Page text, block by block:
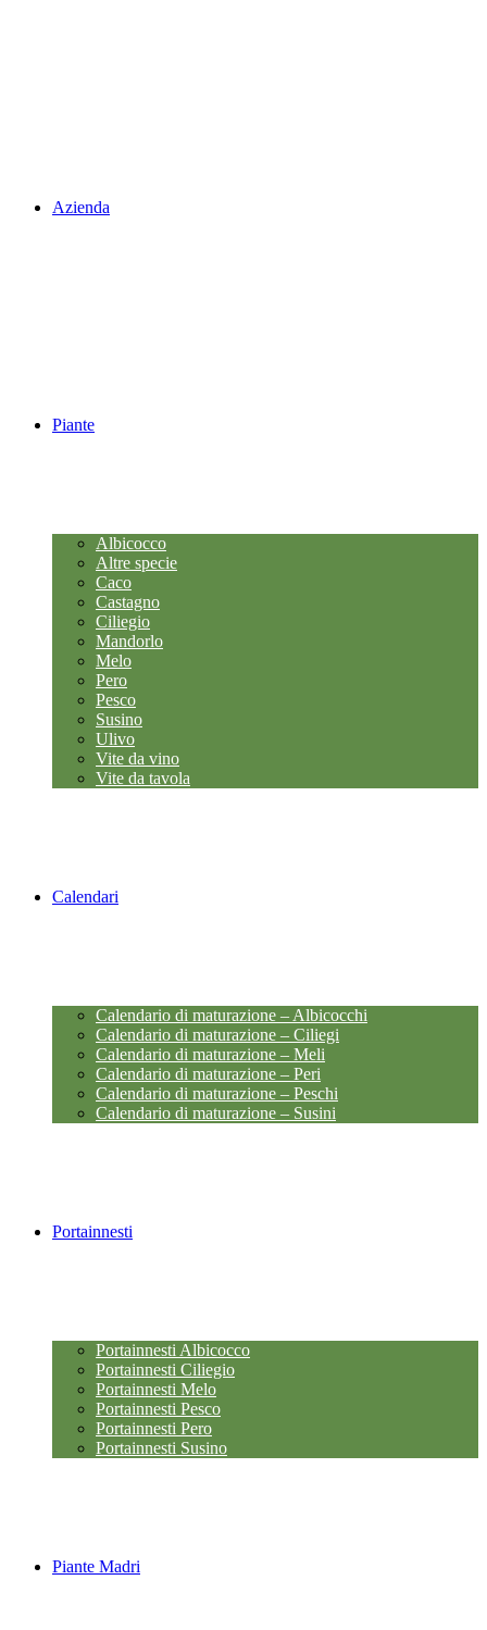
Azienda
Piante
Albicocco
Altre specie
Caco
Castagno
Ciliegio
Mandorlo
Melo
Pero
Pesco
Susino
Ulivo
Vite da vino
Vite da tavola
Calendari
Calendario di maturazione – Albicocchi
Calendario di maturazione – Ciliegi
Calendario di maturazione – Meli
Calendario di maturazione – Peri
Calendario di maturazione – Peschi
Calendario di maturazione – Susini
Portainnesti
Portainnesti Albicocco
Portainnesti Ciliegio
Portainnesti Melo
Portainnesti Pesco
Portainnesti Pero
Portainnesti Susino
Piante Madri